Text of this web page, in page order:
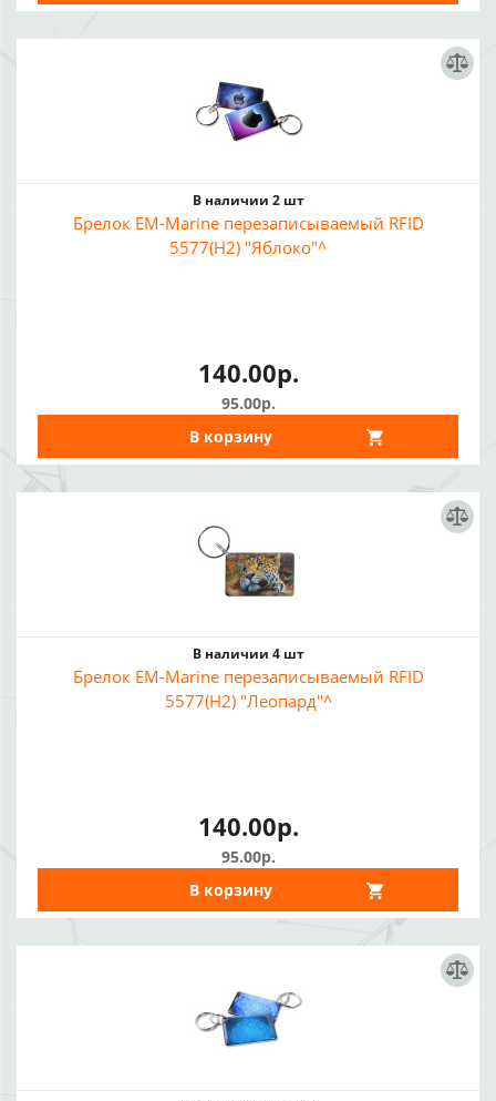
В наличии 2 шт
Брелок EM-Marine перезаписываемый RFID
5577(H2) "Яблоко"^
140.00р.
95.00р.
В корзину
В наличии 4 шт
Брелок EM-Marine перезаписываемый RFID
5577(H2) "Леопард"^
140.00р.
95.00р.
В корзину